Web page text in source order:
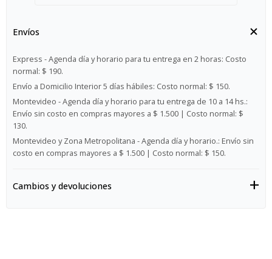
Envíos
Express - Agenda día y horario para tu entrega en 2 horas: Costo
normal: $ 190.
Envío a Domicilio Interior 5 días hábiles: Costo normal: $ 150.
Montevideo - Agenda día y horario para tu entrega de 10 a 14 hs.:
Envío sin costo en compras mayores a $ 1.500 | Costo normal: $
130.
Montevideo y Zona Metropolitana - Agenda día y horario.: Envío sin
costo en compras mayores a $ 1.500 | Costo normal: $ 150.
Cambios y devoluciones